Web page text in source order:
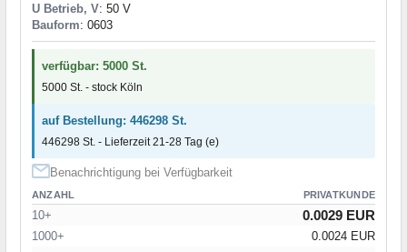
U Betrieb, V: 50 V
Bauform: 0603
verfügbar: 5000 St.
5000 St. - stock Köln
auf Bestellung: 446298 St.
446298 St. - Lieferzeit 21-28 Tag (e)
Benachrichtigung bei Verfügbarkeit
ANZAHL PRIVATKUNDE
10+ 0.0029 EUR
1000+
0.0024 EUR